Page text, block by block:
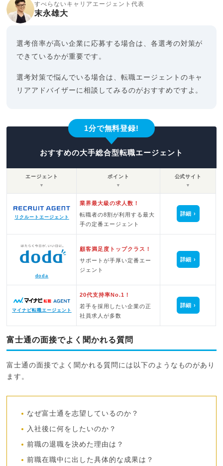
すべらないキャリアエージェント代表
末永雄大
選考倍率が高い企業に応募する場合は、各選考の対策が
できているかが重要です。
選考対策で悩んでいる場合は、転職エージェントのキャ
リアアドバイザーに相談してみるのがおすすめですよ。
1分で無料登録!
おすすめの大手総合型転職エージェント
エージェント
▼
ポイント
▼
公式サイト
▼
リクルートエージェント
業界最大級の求人数！
転職者の8割が利用する最大
手の定番エージェント
詳細
doda
顧客満足度トップクラス！
サポートが手厚い定番エー
ジェント
詳細
マイナビ転職エージェント
20代支持率No.1！
若手を採用したい企業の正
社員求人が多数
詳細
富士通の面接でよく聞かれる質問
富士通の面接でよく聞かれる質問には以下のようなものがあり
ます。
なぜ富士通を志望しているのか？
入社後に何をしたいのか？
前職の退職を決めた理由は？
前職在職中に出した具体的な成果は？